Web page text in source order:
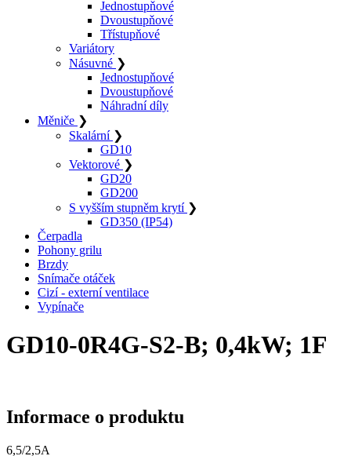
Jednostupňové
Dvoustupňové
Třístupňové
Variátory
Násuvné ❯
Jednostupňové
Dvoustupňové
Náhradní díly
Měniče ❯
Skalární ❯
GD10
Vektorové ❯
GD20
GD200
S vyšším stupněm krytí ❯
GD350 (IP54)
Čerpadla
Pohony grilu
Brzdy
Snímače otáček
Cizí - externí ventilace
Vypínače
GD10-0R4G-S2-B; 0,4kW; 1F
Informace o produktu
6,5/2,5A